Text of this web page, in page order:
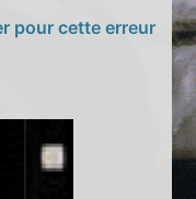
pour cette erreur